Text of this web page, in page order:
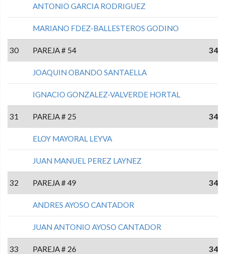
ANTONIO GARCIA RODRIGUEZ
MARIANO FDEZ-BALLESTEROS GODINO
30 PAREJA # 54 34
JOAQUIN OBANDO SANTAELLA
IGNACIO GONZALEZ-VALVERDE HORTAL
31 PAREJA # 25 34
ELOY MAYORAL LEYVA
JUAN MANUEL PEREZ LAYNEZ
32 PAREJA # 49 34
ANDRES AYOSO CANTADOR
JUAN ANTONIO AYOSO CANTADOR
33 PAREJA # 26 34